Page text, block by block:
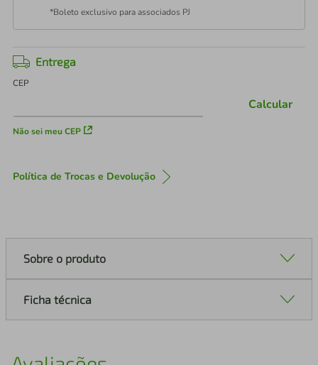
*Boleto exclusivo para associados PJ
Entrega
CEP
Não sei meu CEP
Calcular
Política de Trocas e Devolução
Sobre o produto
Ficha técnica